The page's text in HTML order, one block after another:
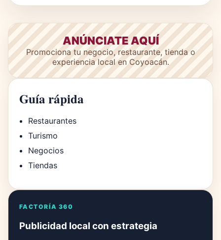
ANÚNCIATE AQUÍ
Promociona tu negocio, restaurante, tienda o
experiencia local en Coyoacán.
Guía rápida
Restaurantes
Turismo
Negocios
Tiendas
FACTORÍA 360
Publicidad local con estrategia